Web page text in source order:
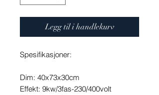
Legg til i handlekurv
Spesifikasjoner:
Dim: 40x73x30cm
Effekt: 9kw/3fas-230/400volt